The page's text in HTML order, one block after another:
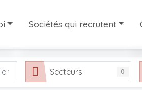
Sociétés qui recrutent
Agences d'interim et de
Secteurs 0